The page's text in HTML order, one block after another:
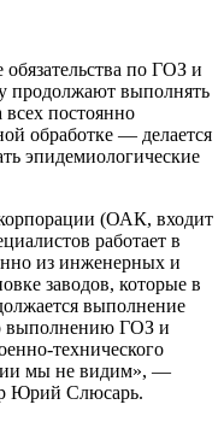
по ГОЗ и
продолжают выполнять
постоянно
обработке — делается
эпидемиологические
(ОАК, входит
работает в
из инженерных и
заводов, которые в
выполнение
выполнению ГОЗ и
технического
мы не видим», —
Юрий Слюсарь.